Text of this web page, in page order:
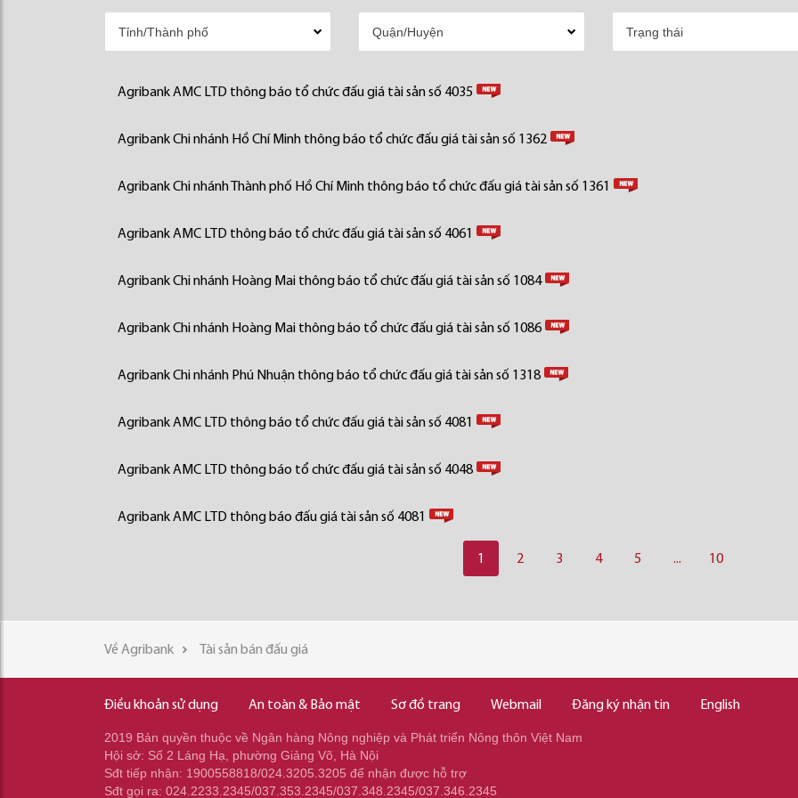
Agribank AMC LTD thông báo tổ chức đấu giá tài sản số 4035
Agribank Chi nhánh Hồ Chí Minh thông báo tổ chức đấu giá tài sản số 1362
Agribank Chi nhánh Thành phố Hồ Chí Minh thông báo tổ chức đấu giá tài sản số 1361
Agribank AMC LTD thông báo tổ chức đấu giá tài sản số 4061
Agribank Chi nhánh Hoàng Mai thông báo tổ chức đấu giá tài sản số 1084
Agribank Chi nhánh Hoàng Mai thông báo tổ chức đấu giá tài sản số 1086
Agribank Chi nhánh Phú Nhuận thông báo tổ chức đấu giá tài sản số 1318
Agribank AMC LTD thông báo tổ chức đấu giá tài sản số 4081
Agribank AMC LTD thông báo tổ chức đấu giá tài sản số 4048
Agribank AMC LTD thông báo đấu giá tài sản số 4081
1 2 3 4 5 ... 10
Về Agribank Tài sản bán đấu giá
Điều khoản sử dụng An toàn & Bảo mật Sơ đồ trang Webmail Đăng ký nhận tin English
2019 Bản quyền thuộc về Ngân hàng Nông nghiệp và Phát triển Nông thôn Việt Nam
Hội sở: Số 2 Láng Hạ, phường Giảng Võ, Hà Nội
Sđt tiếp nhận: 1900558818/024.3205.3205 để nhận được hỗ trợ
Sđt gọi ra: 024.2233.2345/037.353.2345/037.348.2345/037.346.2345